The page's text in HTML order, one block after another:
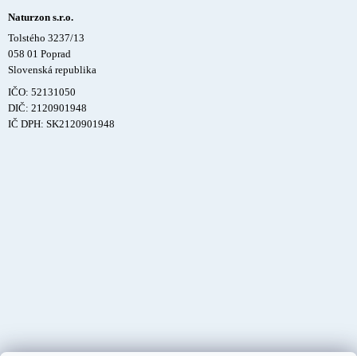
Naturzon s.r.o.
Tolstého 3237/13
058 01 Poprad
Slovenská republika
IČO: 52131050
DIČ: 2120901948
IČ DPH: SK2120901948